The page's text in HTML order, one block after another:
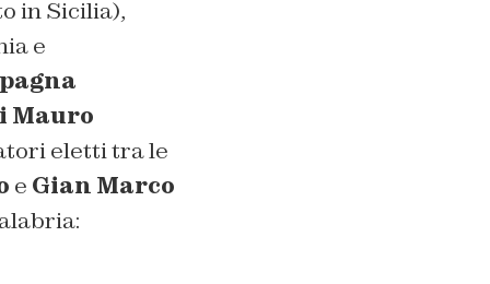
in Sicilia),
e
Mauro
eletti tra le
e Gian Marco